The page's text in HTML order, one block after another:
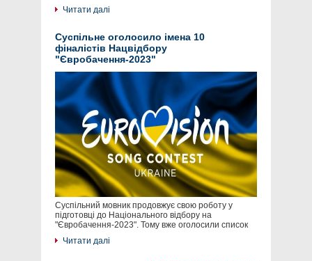
Читати далі
Суспільне оголосило імена 10
фіналістів Нацвідбору
"Євробачення-2023"
Суспільний мовник продовжує свою роботу у
підготовці до Національного відбору на
"Євробачення-2023". Тому вже оголосили список
Читати далі